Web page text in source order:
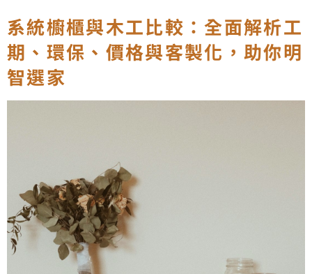
系統櫥櫃與木工比較：全面解析工
期、環保、價格與客製化，助你明
智選家